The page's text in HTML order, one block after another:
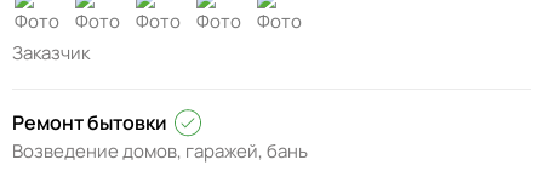
Заказчик
Ремонт бытовки
Возведение домов, гаражей, бань